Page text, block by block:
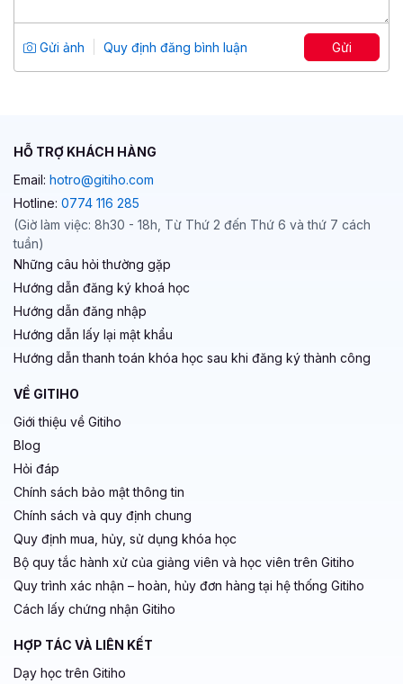
Tổng số 16 giờ
122 bài giảng
5
170
Gửi ảnh Quy định đăng bình luận Gửi
HỖ TRỢ KHÁCH HÀNG
Email: hotro@gitiho.com
Hotline: 0774 116 285
(Giờ làm việc: 8h30 - 18h, Từ Thứ 2 đến Thứ 6 và thứ 7 cách
tuần)
Những câu hỏi thường gặp
Hướng dẫn đăng ký khoá học
Hướng dẫn đăng nhập
Hướng dẫn lấy lại mật khẩu
Hướng dẫn thanh toán khóa học sau khi đăng ký thành công
VỀ GITIHO
Giới thiệu về Gitiho
Blog
Hỏi đáp
Chính sách bảo mật thông tin
Chính sách và quy định chung
Quy định mua, hủy, sử dụng khóa học
Bộ quy tắc hành xử của giảng viên và học viên trên Gitiho
Quy trình xác nhận – hoàn, hủy đơn hàng tại hệ thống Gitiho
Cách lấy chứng nhận Gitiho
HỢP TÁC VÀ LIÊN KẾT
Dạy học trên Gitiho